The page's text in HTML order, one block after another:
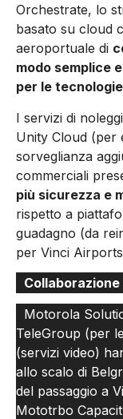
Orchestrate, lo
basato su cloud
aeroportuale di
modo semplice
per le
I servizi di
Unity Cloud (per
sorveglianza
commerciali
più sicurezza e
rispetto a
guadagno (da
per Vinci
Motorola
TeleGroup (per
(servizi video)
allo scalo di
del passaggio a
Mototrbo